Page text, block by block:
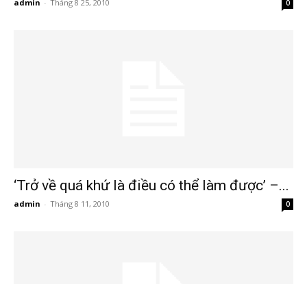
admin - Tháng 8 25, 2010 0
‘Trở về quá khứ là điều có thể làm được’ –...
admin - Tháng 8 11, 2010 0